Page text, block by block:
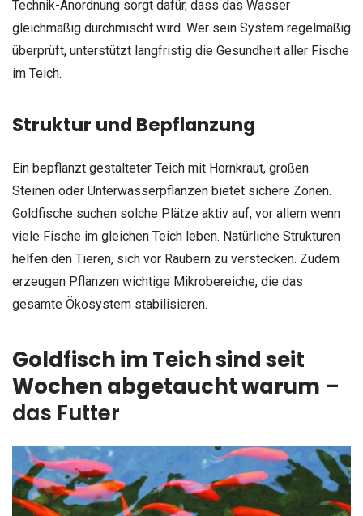
Technik-Anordnung sorgt dafür, dass das Wasser
gleichmäßig durchmischt wird. Wer sein System regelmäßig
überprüft, unterstützt langfristig die Gesundheit aller Fische
im Teich.
Struktur und Bepflanzung
Ein bepflanzt gestalteter Teich mit Hornkraut, großen
Steinen oder Unterwasserpflanzen bietet sichere Zonen.
Goldfische suchen solche Plätze aktiv auf, vor allem wenn
viele Fische im gleichen Teich leben. Natürliche Strukturen
helfen den Tieren, sich vor Räubern zu verstecken. Zudem
erzeugen Pflanzen wichtige Mikrobereiche, die das
gesamte Ökosystem stabilisieren.
Goldfisch im Teich sind seit
Wochen abgetaucht warum –
das Futter